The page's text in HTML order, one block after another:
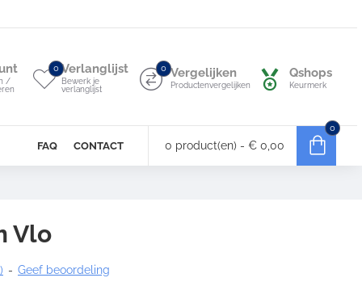
/
Verlanglijst
Bewerk je
verlanglijst
0 Vergelijken
Productenvergelijken
0 Qshops
Keurmerk
FAQ CONTACT 0 product(en) - € 0,00
0
Vlo
- Geef beoordeling